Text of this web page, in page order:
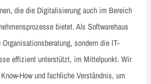
die die Digitalisierung auch im Bereich
bietet. Als Softwarehaus
sondern die IT-
effizient unterstützt, im Mittelpunkt. Wir
How und fachliche Verständnis, um